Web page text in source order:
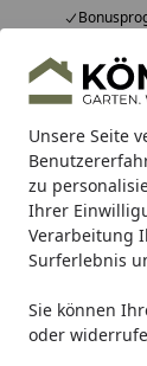
Unsere Seite
zu
Ihrer
Verarbeitung
Surferlebnis
Sie können
oder
Hotline07051 / 9
Mo-Fr. 8-16 Uhr
Alle Produkte
Alle